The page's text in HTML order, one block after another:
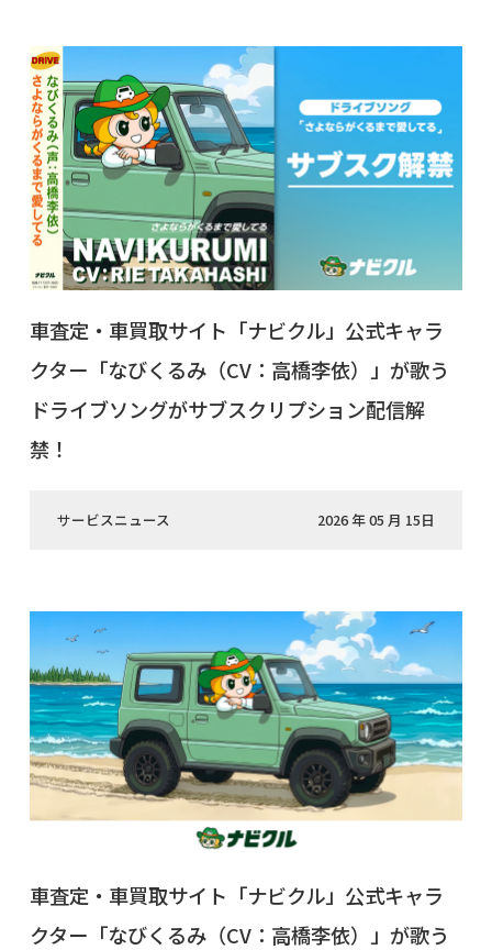
車査定・車買取サイト「ナビクル」公式キャラ
クター「なびくるみ（CV：高橋李依）」が歌う
ドライブソングがサブスクリプション配信解
禁！
サービスニュース 2026 年 05 月 15日
車査定・車買取サイト「ナビクル」公式キャラ
クター「なびくるみ（CV：高橋李依）」が歌う